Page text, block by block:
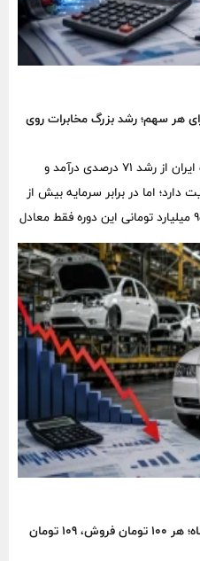
اخابر فقط ۱۰ ریال برای هر سهم؛ رشد بزرگ مخابرات روی
صورت مالی سه‌ماهه شرکت مخابرات ایران از رشد ۷۱ درصدی درآمد و
دارد؛ اما در برابر سرمایه بیش از
۹۶ هزار میلیارد تومانی اخابر، سود ۹۵۰ میلیارد تومانی این دوره فقط معادل
زیان ۲۲.۵ همتی ایران‌خودرو در سه ماه؛ هر ۱۰۰ تومان فروش، ۱۰۹ تومان